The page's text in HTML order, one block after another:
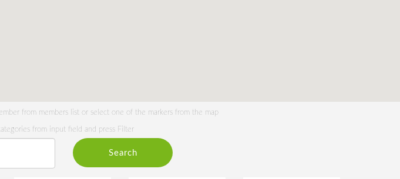
from members list or select one of the markers from the map
from input field and press Filter
Search